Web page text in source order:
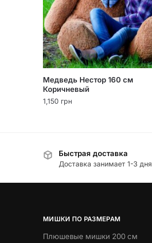
Медведь Нестор 160 см
Коричневый
1,150 грн
Быстрая доставка
Доставка занимает 1-3 дня
МИШКИ ПО РАЗМЕРАМ
Плюшевые мишки 200 см